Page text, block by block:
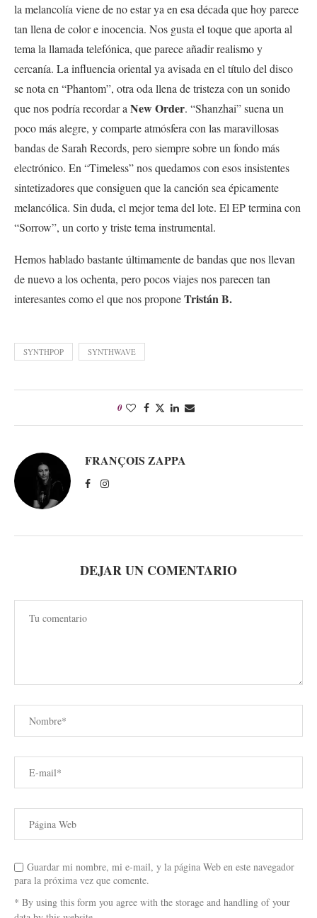
la melancolía viene de no estar ya en esa década que hoy parece
tan llena de color e inocencia. Nos gusta el toque que aporta al
tema la llamada telefónica, que parece añadir realismo y
cercanía. La influencia oriental ya avisada en el título del disco
se nota en “Phantom”, otra oda llena de tristeza con un sonido
que nos podría recordar a New Order. “Shanzhai” suena un
poco más alegre, y comparte atmósfera con las maravillosas
bandas de Sarah Records, pero siempre sobre un fondo más
electrónico. En “Timeless” nos quedamos con esos insistentes
sintetizadores que consiguen que la canción sea épicamente
melancólica. Sin duda, el mejor tema del lote. El EP termina con
“Sorrow”, un corto y triste tema instrumental.
Hemos hablado bastante últimamente de bandas que nos llevan
de nuevo a los ochenta, pero pocos viajes nos parecen tan
interesantes como el que nos proponeTristán B.
SYNTHPOP SYNTHWAVE
0
FRANÇOIS ZAPPA
DEJAR UN COMENTARIO
Guardar mi nombre, mi e-mail, y la página Web en este navegador
para la próxima vez que comente.
* By using this form you agree with the storage and handling of your